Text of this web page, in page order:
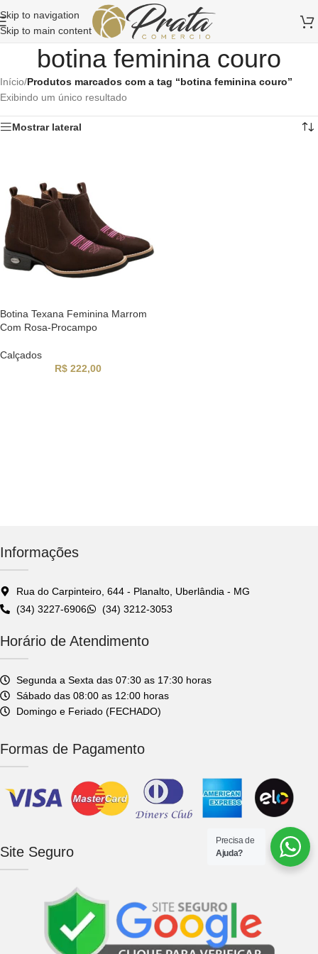
Skip to navigation
Skip to main content
botina feminina couro
Início/Produtos marcados com a tag “botina feminina couro”
Exibindo um único resultado
Mostrar lateral
Botina Texana Feminina Marrom
Com Rosa-Procampo
Calçados
R$222,00
Informações
Rua do Carpinteiro, 644 - Planalto, Uberlândia - MG
(34) 3227-6906
(34) 3212-3053
Horário de Atendimento
Segunda a Sexta das 07:30 as 17:30 horas
Sábado das 08:00 as 12:00 horas
Domingo e Feriado (FECHADO)
Formas de Pagamento
Site Seguro
Precisa de
Ajuda?